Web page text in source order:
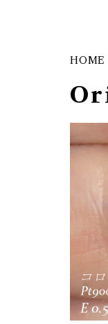
HOME